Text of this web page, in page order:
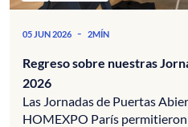
05 JUN 2026 - 2MÍN
Regreso sobre nuestras
2026
Las Jornadas de Puertas
HOMEXPO París permitieron